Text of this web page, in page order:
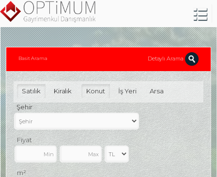
Basit Arama Detaylı Arama
Satılık Kiralık Konut İş Yeri Arsa
Şehir
Fiyat
m²